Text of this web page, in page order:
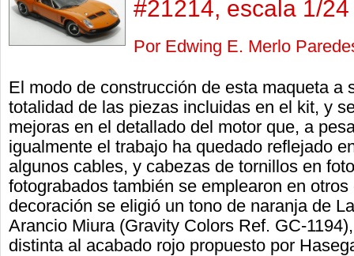
#21214, escala 1/24
Por Edwing E. Merlo
El modo de construcción de esta maqueta a
totalidad de las piezas incluidas en el kit, y
mejoras en el detallado del motor que, a
igualmente el trabajo ha quedado reflejado
algunos cables, y cabezas de tornillos en
fotograbados también se emplearon en
decoración se eligió un tono de naranja de
Arancio Miura (Gravity Colors Ref. GC-
distinta al acabado rojo propuesto por